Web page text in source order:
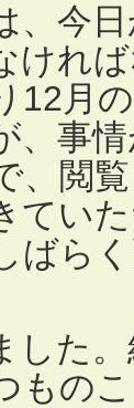
、今
けれ
12月
、事
、閲
てい
ばら
した
もの